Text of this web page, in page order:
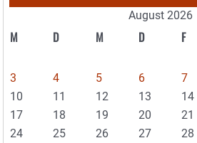
August 2026
M D M D F
3
4 5 6 7
10
11 12 13 14
17
18 19 20 21
24
25 26 27 28